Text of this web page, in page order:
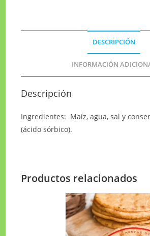
DESCRIPCIÓN
INFORMACIÓN
Descripción
Ingredientes: Maíz, agua, sal y
(ácido sórbico).
Productos relacionados